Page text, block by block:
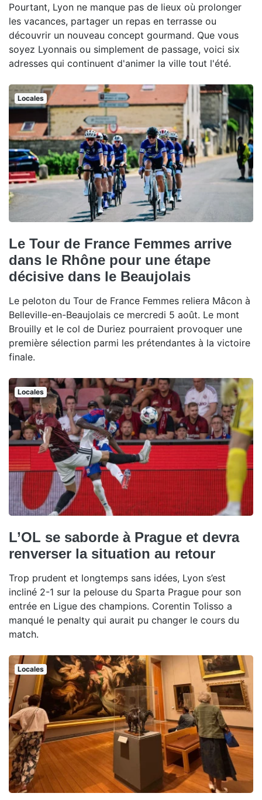
Pourtant, Lyon ne manque pas de lieux où prolonger
les vacances, partager un repas en terrasse ou
découvrir un nouveau concept gourmand. Que vous
soyez Lyonnais ou simplement de passage, voici six
adresses qui continuent d'animer la ville tout l'été.
Locales
Le Tour de France Femmes arrive
dans le Rhône pour une étape
décisive dans le Beaujolais
Le peloton du Tour de France Femmes reliera Mâcon à
Belleville-en-Beaujolais ce mercredi 5 août. Le mont
Brouilly et le col de Duriez pourraient provoquer une
première sélection parmi les prétendantes à la victoire
finale.
Locales
L’OL se saborde à Prague et devra
renverser la situation au retour
Trop prudent et longtemps sans idées, Lyon s’est
incliné 2-1 sur la pelouse du Sparta Prague pour son
entrée en Ligue des champions. Corentin Tolisso a
manqué le penalty qui aurait pu changer le cours du
match.
Locales